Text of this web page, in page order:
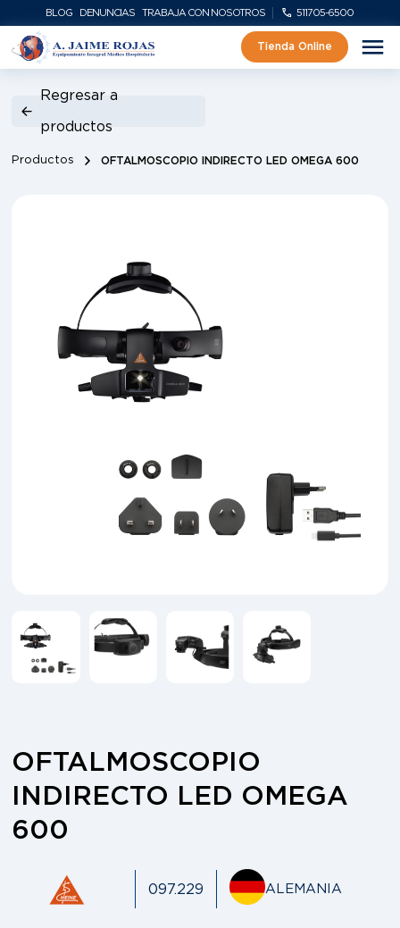
BLOG DENUNCIAS TRABAJA CON NOSOTROS 511705-6500
Tienda Online
Productos OFTALMOSCOPIO INDIRECTO LED OMEGA 600
Regresar a
productos
OFTALMOSCOPIO
INDIRECTO LED OMEGA
600
097.229 ALEMANIA